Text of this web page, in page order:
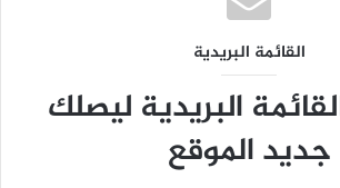
القائمة البريدية
البريدية ليصلك
جديد الموقع